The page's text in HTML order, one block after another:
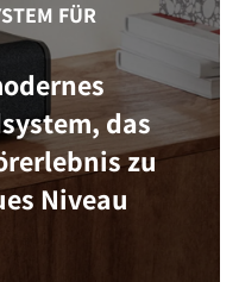
FÜR
das
zu
Niveau